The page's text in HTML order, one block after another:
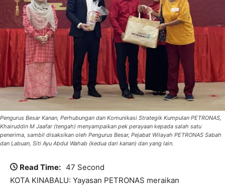
Pengurus Besar Kanan, Perhubungan dan Komunikasi Strategik Kumpulan PETRONAS,
Khairuddin M Jaafar (tengah) menyampaikan pek perayaan kepada salah satu
penerima, sambil disaksikan oleh Pengurus Besar, Pejabat Wilayah PETRONAS Sabah
dan Labuan, Siti Ayu Abdul Wahab (kedua dari kanan) dan yang lain.
Read Time: 47 Second
KOTA KINABALU: Yayasan PETRONAS meraikan